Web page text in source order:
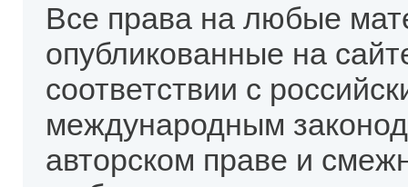
Все права на любые
опубликованные на
соответствии с
международным
авторском праве и